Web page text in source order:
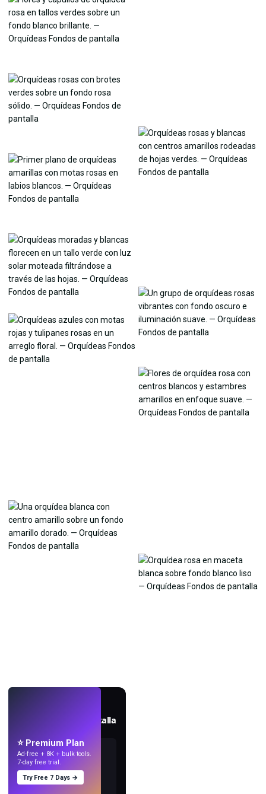
Crea fondos de pantalla
⭐ Premium Plan
Ad-free + 8K + bulk tools.
7-day free trial.
Try Free 7 Days →